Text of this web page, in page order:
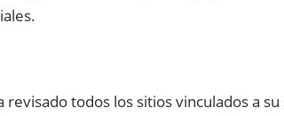
todos los sitios vinculados a